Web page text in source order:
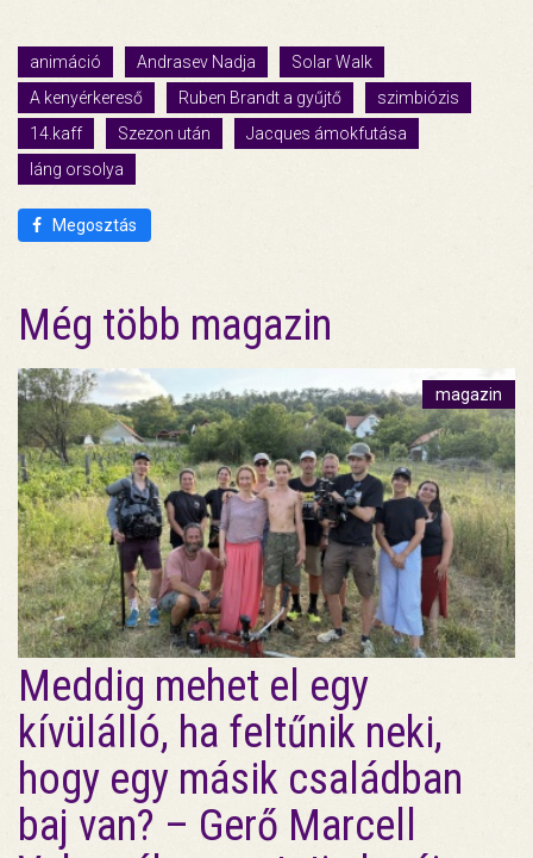
animáció Andrasev Nadja
Solar Walk
A kenyérkereső
Ruben Brandt a gyűjtő
szimbiózis
14.kaff
Szezon után
Jacques ámokfutása
láng orsolya
Megosztás
Még több magazin
magazin
Meddig mehet el egy
kívülálló, ha feltűnik neki,
hogy egy másik családban
baj van? – Gerő Marcell